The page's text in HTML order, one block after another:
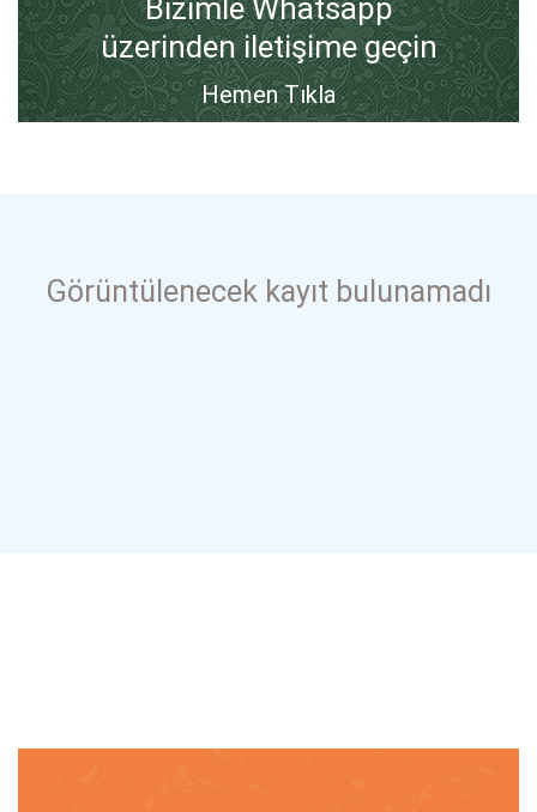
Bizimle Whatsapp
üzerinden iletişime geçin
Hemen Tıkla
Görüntülenecek kayıt bulunamadı